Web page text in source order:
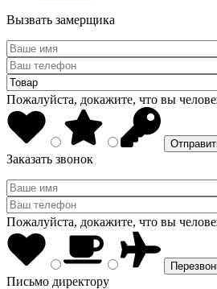
Вызвать замерщика
Пожалуйста, докажите, что вы
Заказать звонок
Пожалуйста, докажите, что вы
Письмо директору